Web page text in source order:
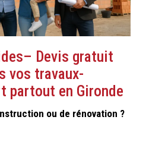
Devis gratuit
vos travaux-
partout en Gironde
ou de rénovation ?